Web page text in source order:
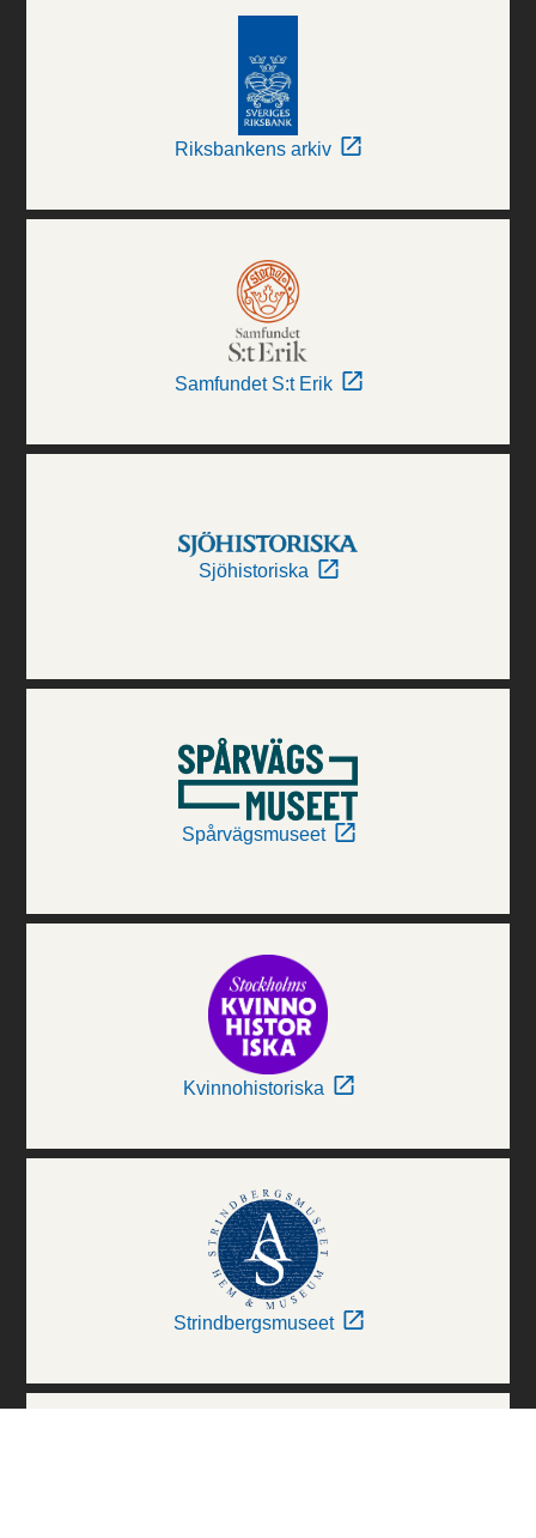
Riksbankens arkiv
Samfundet S:t Erik
Sjöhistoriska
Spårvägsmuseet
Kvinnohistoriska
Strindbergsmuseet